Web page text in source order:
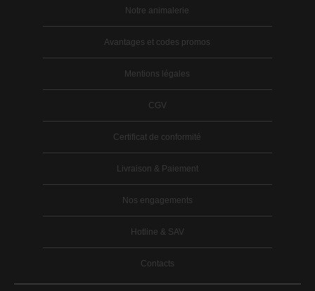
Notre animalerie
Avantages et codes promos
Mentions légales
CGV
Certificat de conformité
Livraison & Paiement
Nos engagements
Hotline & SAV
Contacts